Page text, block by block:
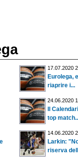
17.07.2020
Eurolega,
riaprire i...
24.06.2020
Il
top
14.06.2020
Larkin:
riserva